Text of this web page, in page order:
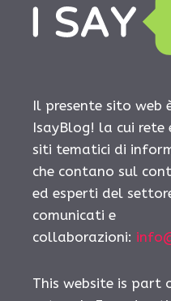
Il presente sito web
IsayBlog! la cui
siti tematici di
che contano sul
ed esperti del
comunicati e
collaborazioni:
This website is part